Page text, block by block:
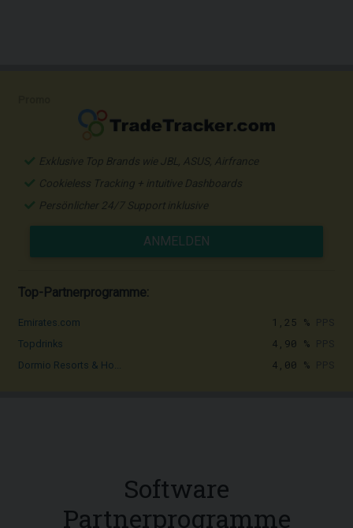
Exklusive Top Brands wie JBL, ASUS, Airfrance
Cookieless Tracking + intuitive Dashboards
Persönlicher 24/7 Support inklusive
ANMELDEN
Top-Partnerprogramme:
Emirates.com 1,25 %
Topdrinks 4,90 %
Dormio Resorts & Ho... 4,00 %
Software
Partnerprogramme